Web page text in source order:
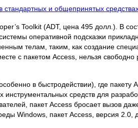
и общепринятых
Toolkit (ADT, цена 495 долл.). В
оперативной подсказки
телам, таким, как создание
с пакетом Access, нельзя свободно
в быстродействии), где
средств для
пакет Access бросает вызов
Windows, пакет Access, версия 2.0,